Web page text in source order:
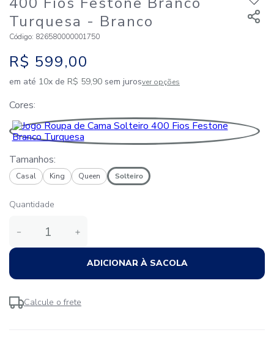
Turquesa - Branco
Código: 826580000001750
R$ 599,00
em até 10x de R$ 59,90 sem jurosver opções
Cores
Tamanhos:
Casal King Queen Solteiro
Quantidade
＋
－
ADICIONAR À SACOLA
Calcule o frete